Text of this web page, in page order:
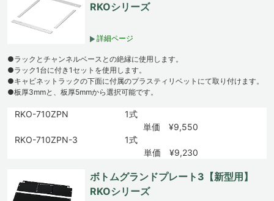
RKOシリーズ
詳細ページ
●ラックとチャンネルベースとの絶縁に使用します。
●ラック1台に付き1セットを使用します。
●キャビネットラックの下面に付属のプラスティリベットにて取り付けます。
●板厚3mmと、板厚5mmから選択可能です。
RKO-710ZPN
1式
単価 ¥9,550
RKO-710ZPN-3
1式
単価 ¥9,230
ボトムグランドプレート3【新型用】
RKOシリーズ